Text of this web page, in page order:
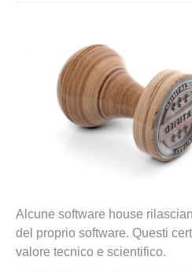
Alcune software house
del proprio software. Questi
valore tecnico e scientifico.